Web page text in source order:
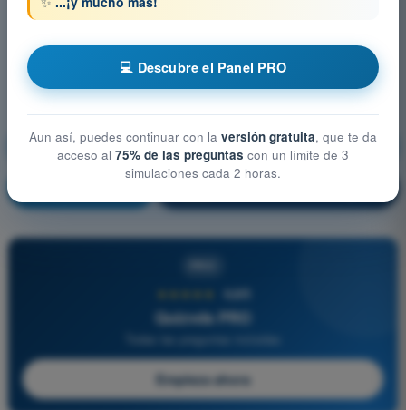
Conocimientos generales de los UAS
4,6/5
Quizvds PRO
Empieza ahora
💻 Descubre el Panel PRO
Aun así, puedes continuar con la versión gratuita, que te da
acceso al 75% de las preguntas con un límite de 3
simulaciones cada 2 horas.